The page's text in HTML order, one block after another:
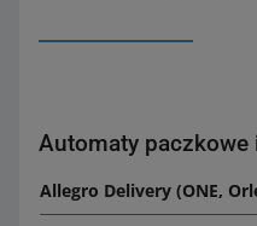
Automaty
Allegro Delivery (ONE,